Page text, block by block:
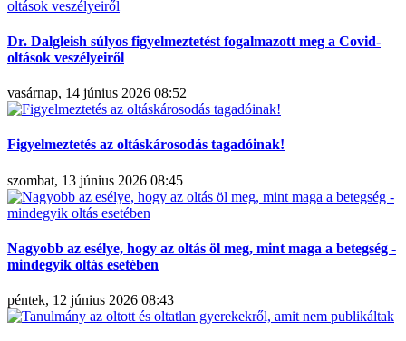
Dr. Dalgleish súlyos figyelmeztetést fogalmazott meg a Covid-
oltások veszélyeiről
vasárnap, 14 június 2026 08:52
Figyelmeztetés az oltáskárosodás tagadóinak!
szombat, 13 június 2026 08:45
Nagyobb az esélye, hogy az oltás öl meg, mint maga a betegség -
mindegyik oltás esetében
péntek, 12 június 2026 08:43